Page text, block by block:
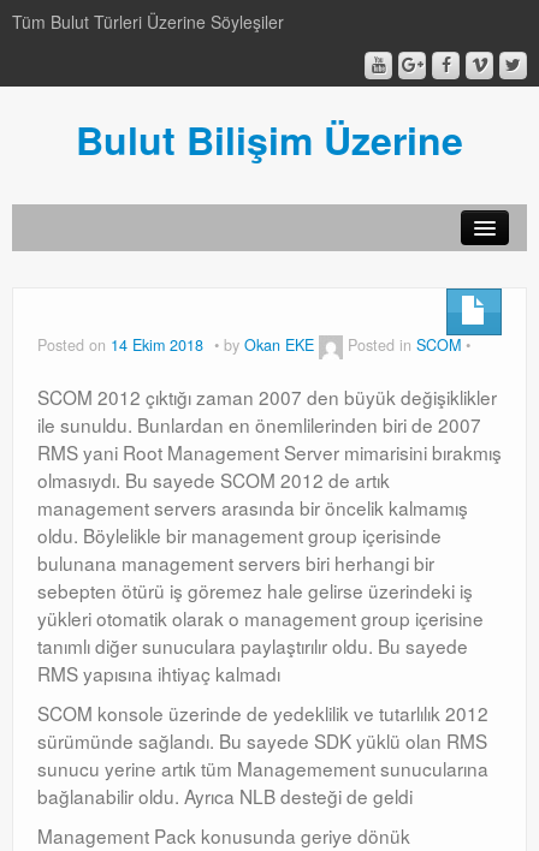
Tüm Bulut Türleri Üzerine Söyleşiler
Bulut Bilişim Üzerine
Genel
Video-Webcast-Seminer
Video-Webcast-Seminer
Windows Server Family
Windows Server Family
SCOM
SCOM
Orchestrator
Orchestrator
Posted on 14 Ekim 2018 by Okan EKE Posted in SCOM
SCOM 2012 çıktığı zaman 2007 den büyük değişiklikler
ile sunuldu. Bunlardan en önemlilerinden biri de 2007
RMS yani Root Management Server mimarisini bırakmış
olmasıydı. Bu sayede SCOM 2012 de artık
management servers arasında bir öncelik kalmamış
oldu. Böylelikle bir management group içerisinde
bulunana management servers biri herhangi bir
sebepten ötürü iş göremez hale gelirse üzerindeki iş
yükleri otomatik olarak o management group içerisine
tanımlı diğer sunuculara paylaştırılır oldu. Bu sayede
RMS yapısına ihtiyaç kalmadı
SCOM konsole üzerinde de yedeklilik ve tutarlılık 2012
sürümünde sağlandı. Bu sayede SDK yüklü olan RMS
sunucu yerine artık tüm Managemement sunucularına
bağlanabilir oldu. Ayrıca NLB desteği de geldi
Management Pack konusunda geriye dönük